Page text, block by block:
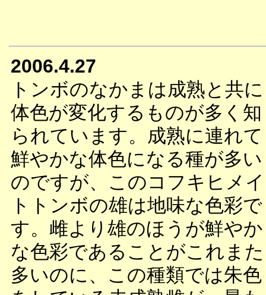
2006.4.27
トンボのなかまは成熟と共に
体色が変化するものが多く知
られています。成熟に連れて
鮮やかな体色になる種が多い
のですが、このコフキヒメイ
トトンボの雄は地味な色彩で
す。雌より雄のほうが鮮やか
な色彩であることがこれまた
多いのに、この種類では朱色